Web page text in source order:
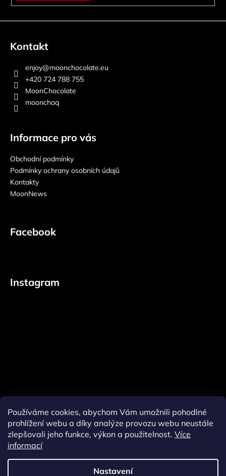
Používáme cookies, abychom Vám umožnili pohodlné
prohlížení webu a díky analýze provozu webu neustále
zlepšovali jeho funkce, výkon a použitelnost. Více
informací
Nastavení
Kontakt
enjoy@moonchocolate.eu
+420 724 788 755
MoonChocolate
moonchoq
Informace pro vás
Obchodní podmínky
Podmínky ochrany osobních údajů
Kontakty
MoonNews
Facebook
Instagram